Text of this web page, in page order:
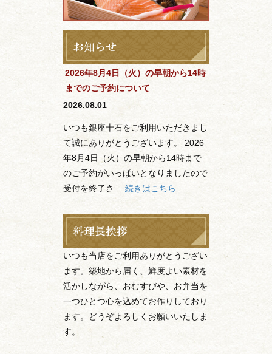
2026年8月4日（火）の早朝から14時
までのご予約について
2026.08.01
いつも銀座十石をご利用いただきまし
て誠にありがとうございます。 2026
年8月4日（火）の早朝から14時まで
のご予約がいっぱいとなりましたので
受付を終了さ …続きはこちら
いつも当店をご利用ありがとうござい
ます。築地から届く、鮮度よい素材を
活かしながら、おむすびや、お弁当を
一つひとつ心を込めてお作りしており
ます。どうぞよろしくお願いいたしま
す。